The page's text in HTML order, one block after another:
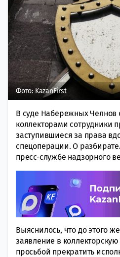
Фото: KazanFirst
В суде Набережных Челнов
коллекторами сотрудники
заступившиеся за права
спецоперации. О
пресс-службе надзорного
Выяснилось, что до этого
заявление в
просьбой прекратить